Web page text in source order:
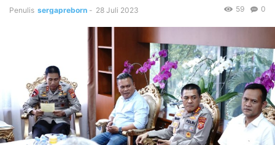
Penulis sergapreborn - 28 Juli 2023 0
59